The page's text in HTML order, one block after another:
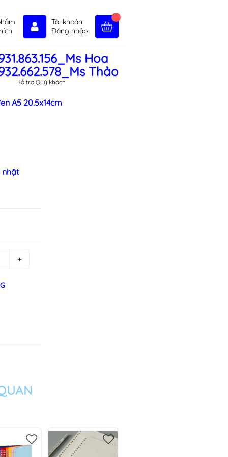
Tài khoản
Đăng nhập
tức Liên hệ Chính sách
Hoa
Thảo
Hỗ trợ Quý khách
A5 20.5x14cm
+